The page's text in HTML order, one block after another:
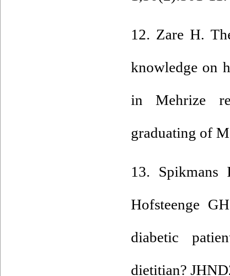
12. Zare H.
knowledge on
in Mehrize
graduating of
13.
Hofsteenge
diabetic
dietitian?